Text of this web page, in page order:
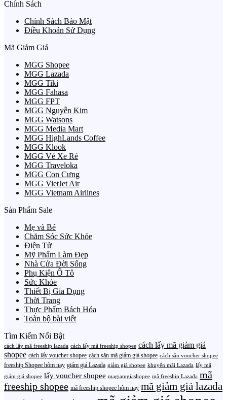
Chính Sách
Chính Sách Bảo Mật
Điều Khoản Sử Dụng
Mã Giảm Giá
MGG Shopee
MGG Lazada
MGG Tiki
MGG Fahasa
MGG FPT
MGG Nguyễn Kim
MGG Watsons
MGG Media Mart
MGG HighLands Coffee
MGG Klook
MGG Vé Xe Rẻ
MGG Traveloka
MGG Con Cưng
MGG VietJet Air
MGG Vietnam Airlines
Sản Phẩm Sale
Mẹ và Bé
Chăm Sóc Sức Khỏe
Điện Tử
Mỹ Phẩm Làm Đẹp
Nhà Cửa Đời Sống
Phụ Kiện Ô Tô
Sức Khỏe
Thiết Bị Gia Dụng
Thời Trang
Thực Phẩm Bách Hóa
Toàn bộ bài viết
Tìm Kiếm Nổi Bật
cách lấy mã freeship lazada cách lấy mã freeship shopee cách lấy mã giảm giá
shopee cách lấy voucher shopee cách săn mã giảm giá shopee cách săn voucher shopee
freeship Shopee hôm nay giảm giá Lazada giảm giá shopee khuyến mãi Lazada lấy mã
giảm giá shopee lấy voucher shopee magiamgiashopee mã freeship Lazada mã
freeship shopee mã freeship shopee hôm nay mã giảm giá lazada